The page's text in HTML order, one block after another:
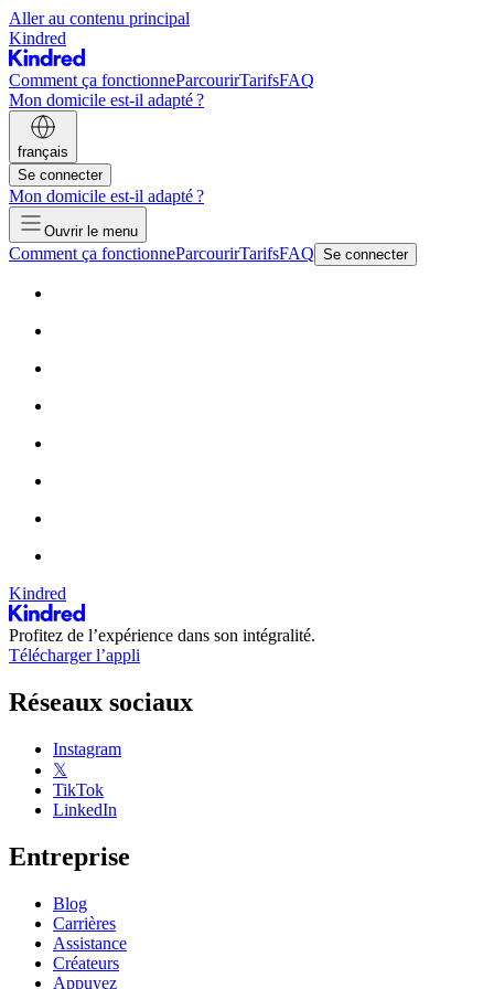
Aller au contenu principal
Kindred
Comment ça fonctionneParcourirTarifsFAQ
Mon domicile est-il adapté ?
français
Se connecter
Mon domicile est-il adapté ?
Ouvrir le menu
Comment ça fonctionneParcourirTarifsFAQ Se connecter
Kindred
Profitez de l’expérience dans son intégralité.
Télécharger l’appli
Réseaux sociaux
Instagram
𝕏
TikTok
LinkedIn
Entreprise
Blog
Carrières
Assistance
Créateurs
Appuyez